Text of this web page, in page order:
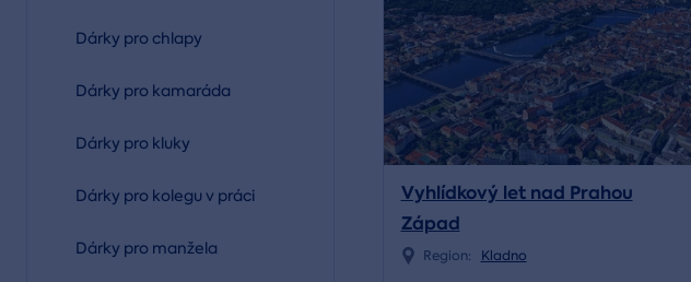
Dárky pro chlapy
Dárky pro kamaráda
Dárky pro kluky
Dárky pro kolegu v práci
Dárky pro manžela
Vyhlídkový let nad Prahou
Západ
Region: Kladno